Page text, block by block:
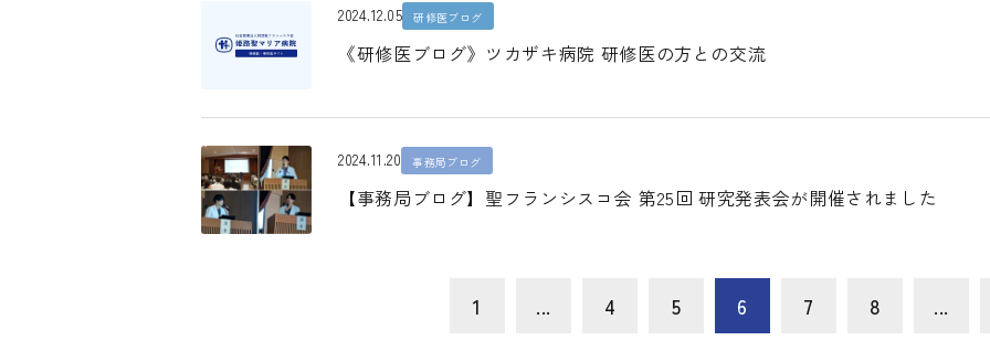
2024.12.05 研修医ブログ
《研修医ブログ》ツカザキ病院 研修医の方との交流
2024.11.20 事務局ブログ
【事務局ブログ】聖フランシスコ会 第25回 研究発表会が開催されました
1 ... 4 5 6 7 8 ...